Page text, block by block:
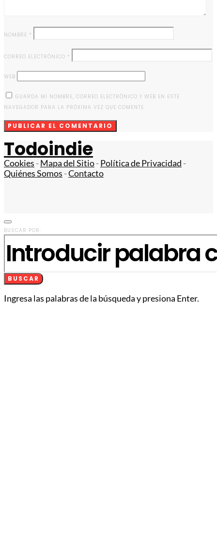
NOMBRE *
CORREO ELECTRÓNICO *
WEB
GUARDA MI NOMBRE, CORREO ELECTRÓNICO Y WEB EN ESTE
NAVEGADOR PARA LA PRÓXIMA VEZ QUE COMENTE.
Todoindie
Cookies -Mapa del Sitio-Política de Privacidad -
Quiénes Somos -Contacto
BUSCAR POR:
BUSCAR
Ingresa las palabras de la búsqueda y presiona Enter.